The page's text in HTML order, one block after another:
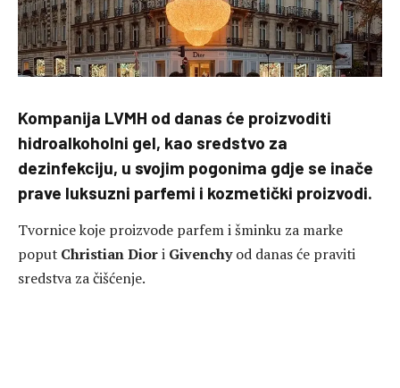
Kompanija LVMH od danas će proizvoditi
hidroalkoholni gel, kao sredstvo za
dezinfekciju, u svojim pogonima gdje se inače
prave luksuzni parfemi i kozmetički proizvodi.
Tvornice koje proizvode parfem i šminku za marke
poput Christian Diori Givenchyod danas će praviti ​​
sredstva za čišćenje.